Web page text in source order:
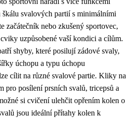
svalových partií s minimálními
začátečník nebo zkušený sportovec,
uzpůsobené vaší kondici a cílům.
shyby, které posilují zádové svaly,
úchopu a typu úchopu
cílit na různé svalové partie. Kliky na
pro posílení prsních svalů, tricepsů a
si cvičení ulehčit opřením kolen o
jsou ideální přítahy kolen k